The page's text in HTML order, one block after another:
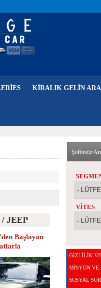
KIRALIK GELIN
/ JEEP
Başlayan
Şoförsüz
VITES
GİZLİLİK
MISYON VE
SOSYAL